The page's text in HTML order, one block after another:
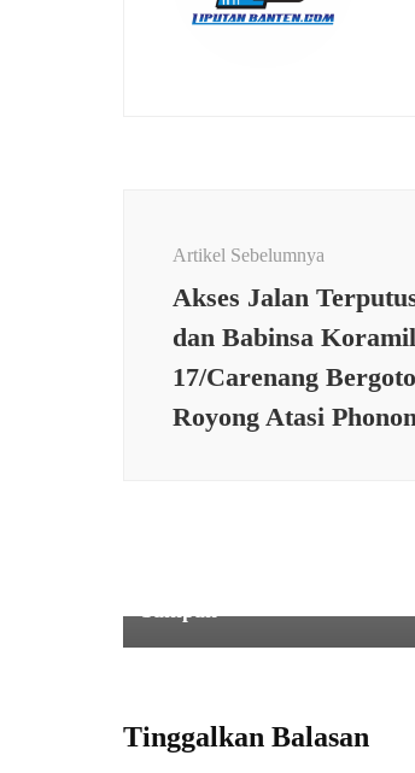
Artikel Sebelumnya
Akses Jalan
dan Babinsa
17/Carenang
Royong Atasi
Tinggalkan Balasan